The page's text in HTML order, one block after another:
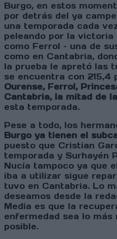
Burgo, en estos
por detrás del ya
una temporada cada
peleando por la victoria
como Ferrol – una de
como en Cantabria,
la prueba le apretó las
se encuentra con 215,4
Ourense, Ferrol,
Cantabria, la mitad de
esta temporada.
Pese a todo, los
Burgo ya tienen el
puesto que Cristian
temporada y Surhayén
Nucía tampoco ya que
iba a utilizar sigue
tuvo en Cantabria. Lo
deseamos desde la
Media es que la
enfermedad sea lo más
posible.